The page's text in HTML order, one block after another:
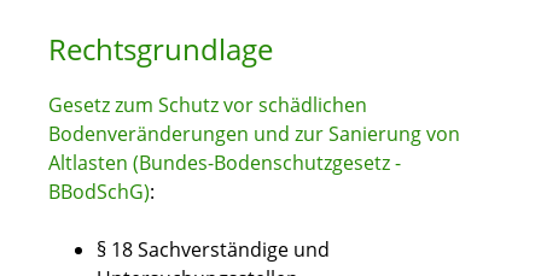
Rechtsgrundlage
Gesetz zum Schutz vor schädlichen
Bodenveränderungen und zur Sanierung von
Altlasten (Bundes-Bodenschutzgesetz -
BBodSchG):
§ 18 Sachverständige und